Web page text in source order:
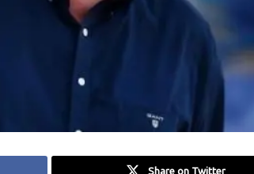
Share on Twitter